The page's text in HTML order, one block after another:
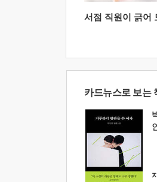
서점 직원이 긁어
카드뉴스로 보는